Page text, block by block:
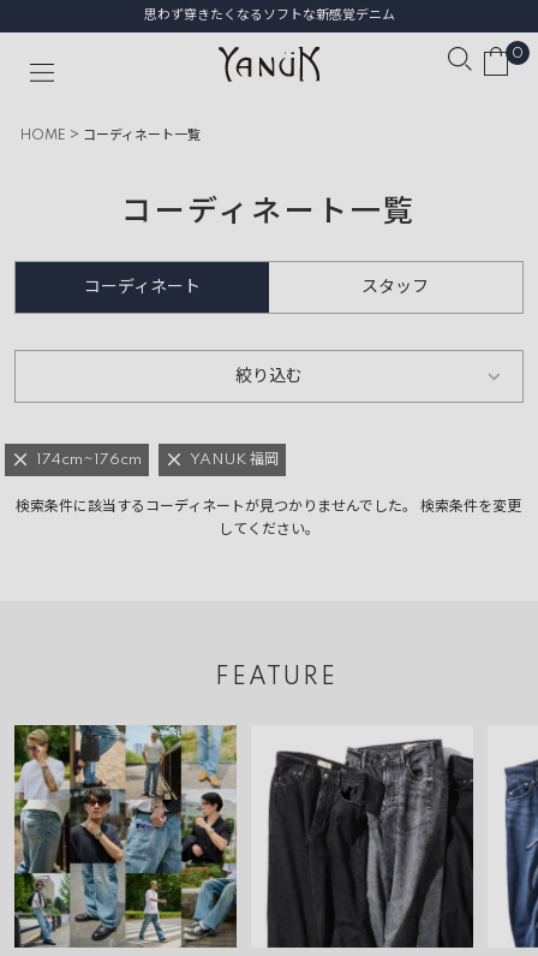
思わず穿きたくなるソフトな新感覚デニム
0
HOME コーディネート一覧
コーディネート一覧
コーディネート スタッフ
絞り込む
174cm~176cm YANUK 福岡
検索条件に該当するコーディネートが見つかりませんでした。 検索条件を変更
してください。
FEATURE